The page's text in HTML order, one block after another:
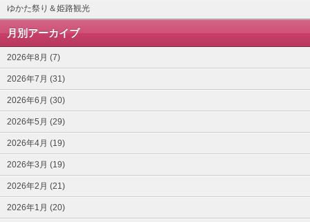
ゆかた祭り＆姫路観光
月別アーカイブ
2026年8月 (7)
2026年7月 (31)
2026年6月 (30)
2026年5月 (29)
2026年4月 (19)
2026年3月 (19)
2026年2月 (21)
2026年1月 (20)